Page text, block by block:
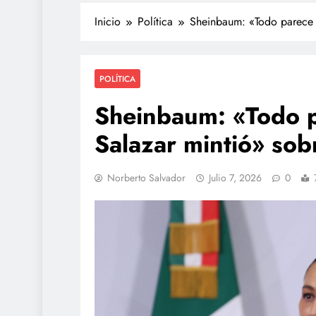
Inicio Política Sheinbaum: «Todo
POLÍTICA
Sheinbaum: «Todo
Salazar mintió»
Norberto Salvador Julio 7, 2026 0